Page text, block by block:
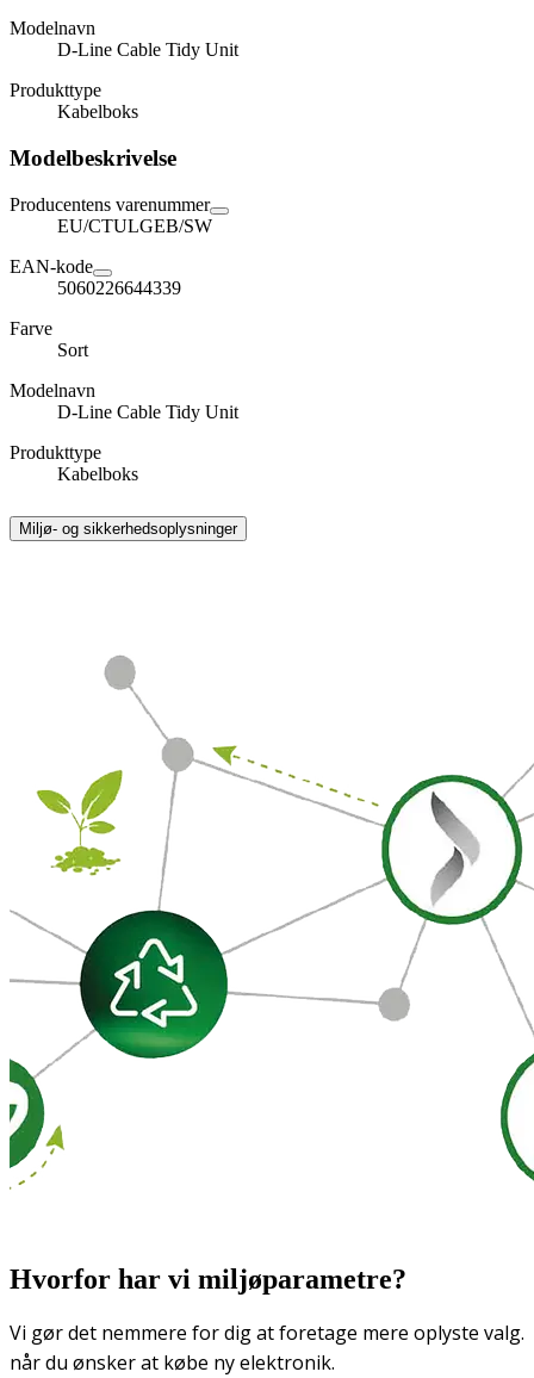
Modelnavn
D-Line Cable Tidy Unit
Produkttype
Kabelboks
Modelbeskrivelse
Producentens varenummer
EU/CTULGEB/SW
EAN-kode
5060226644339
Farve
Sort
Modelnavn
D-Line Cable Tidy Unit
Produkttype
Kabelboks
Miljø- og sikkerhedsoplysninger
Hvorfor har vi miljøparametre?
Vi gør det nemmere for dig at foretage mere oplyste valg.
når du ønsker at købe ny elektronik.